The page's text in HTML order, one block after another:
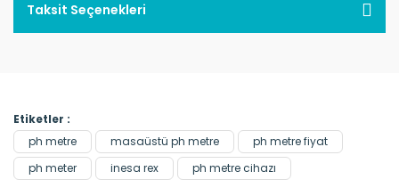
Taksit Seçenekleri
Etiketler :
ph metre
masaüstü ph metre
ph metre fiyat
ph meter
inesa rex ph metre cihazı